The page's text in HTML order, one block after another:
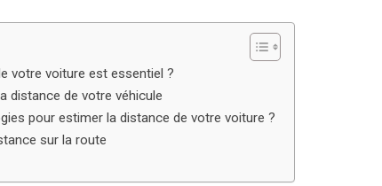
votre voiture est essentiel ?
distance de votre véhicule
pour estimer la distance de votre voiture ?
sur la route